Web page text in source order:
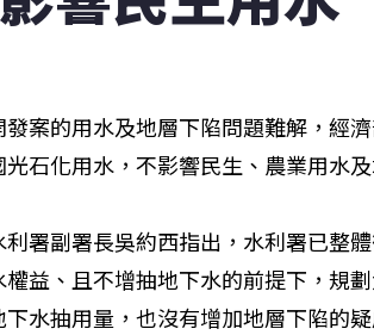
案的用水及地層下陷問題難解，經
石化用水，不影響民生、農業用水
署副署長吳約西指出，水利署已整
益、且不增抽地下水的前提下，規
水抽用量，也沒有增加地層下陷的疑